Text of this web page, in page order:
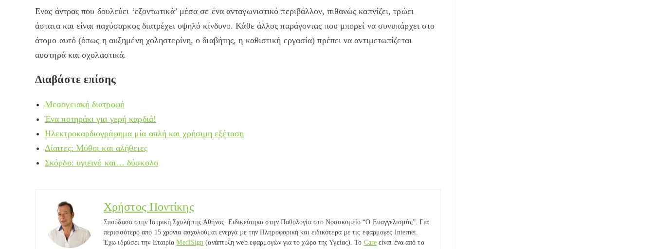
Ενας άντρας που δουλεύει ‘εξοντωτικά’ μέσα σε ένα ανταγωνιστικό περιβάλλον, πιθανώς καπνίζει, τρώει
άστατα και είναι παχύσαρκος διατρέχει υψηλό κίνδυνο. Κάθε άλλος παράγοντας που μπορεί να συνυπάρχει στο
άτομο αυτό (όπως η αυξημένη χοληστερίνη, ο διαβήτης, η καθιστική εργασία) πρέπει να αντιμετωπίζεται
αυστηρά και σχολαστικά.
Διαβάστε επίσης
Μεσογειακή διατροφή
Ένα ποτηράκι για γερή καρδιά!
Ηλεκτροκαρδιογράφημα μία απλή και χρήσιμη εξέταση
Δίαιτες: Μύθοι και αλήθειες
Σκόρδο: υγιεινό και… δύσκολο
Χρήστος Ποντίκης
Σπούδασα στην Ιατρική Σχολή της Αθήνας. Ειδικεύτηκα στην Παθολογία στο Νοσοκομείο “Ο Ευαγγελισμός”. Για
περισσότερο από 15 χρόνια ασχολούμαι ενεργά με την Πληροφορική και ειδικότερα με τις εφαρμογές Internet.
Έχω ιδρύσει την ΕταιρίαMediSign (ανάπτυξη web εφαρμογών για το χώρο της Υγείας). Το Careείναι ένα από τα